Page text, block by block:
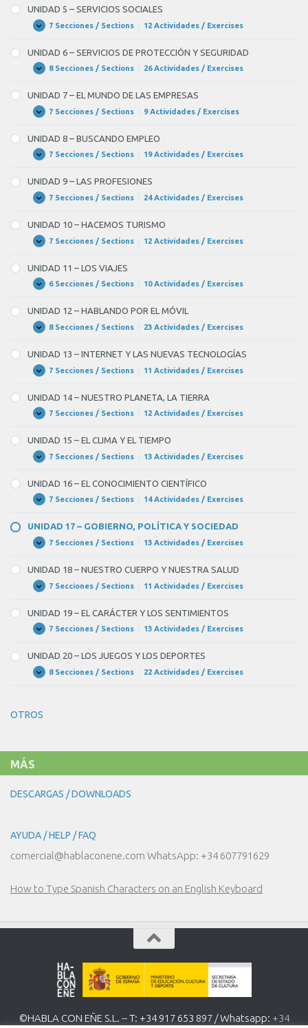
–
CUIDAMOS
EL
MEDIOAMBIENTE
UNIDAD 5 – SERVICIOS SOCIALES
Expandir
UNIDAD
–
SERVICIOS
SOCIALES
7 Secciones / Sections 12 Actividades / Exercises
UNIDAD 6 – SERVICIOS DE PROTECCIÓN Y SEGURIDAD
Expandir
UNIDAD
–
SERVICIOS
DE
PROTECCIÓN
SEGURIDAD
8 Secciones / Sections 26 Actividades / Exercises
UNIDAD 7 – EL MUNDO DE LAS EMPRESAS
Expandir
UNIDAD
–
EL
MUNDO
EMPRESAS
7 Secciones / Sections 9 Actividades / Exercises
UNIDAD 8 – BUSCANDO EMPLEO
Expandir
UNIDAD
–
BUSCANDO
EMPLEO
7 Secciones / Sections 19 Actividades / Exercises
UNIDAD 9 – LAS PROFESIONES
Expandir
UNIDAD
–
LAS
PROFESIONES
7 Secciones / Sections 24 Actividades / Exercises
UNIDAD 10 – HACEMOS TURISMO
Expandir
UNIDAD
–
HACEMOS
TURISMO
7 Secciones / Sections 12 Actividades / Exercises
UNIDAD 11 – LOS VIAJES
Expandir
UNIDAD
–
LOS
VIAJES
6 Secciones / Sections 10 Actividades / Exercises
UNIDAD 12 – HABLANDO POR EL MÓVIL
Expandir
UNIDAD
–
HABLANDO
POR
EL
8 Secciones / Sections 23 Actividades / Exercises
UNIDAD 13 – INTERNET Y LAS NUEVAS TECNOLOGÍAS
Expandir
UNIDAD
–
INTERNET
Y
LAS
TECNOLOGÍAS
7 Secciones / Sections 11 Actividades / Exercises
UNIDAD 14 – NUESTRO PLANETA, LA TIERRA
Expandir
UNIDAD
–
NUESTRO
PLANETA,
LA
7 Secciones / Sections 12 Actividades / Exercises
UNIDAD 15 – EL CLIMA Y EL TIEMPO
Expandir
UNIDAD
–
EL
CLIMA
TIEMPO
7 Secciones / Sections 13 Actividades / Exercises
UNIDAD 16 – EL CONOCIMIENTO CIENTÍFICO
Expandir
UNIDAD
–
EL
CONOCIMIENTO
CIENTÍFICO
7 Secciones / Sections 14 Actividades / Exercises
UNIDAD 17 – GOBIERNO, POLÍTICA Y SOCIEDAD
Expandir
UNIDAD
–
GOBIERNO,
POLÍTICA
Y
7 Secciones / Sections 13 Actividades / Exercises
UNIDAD 18 – NUESTRO CUERPO Y NUESTRA SALUD
Expandir
UNIDAD
–
NUESTRO
CUERPO
Y
SALUD
7 Secciones / Sections 11 Actividades / Exercises
UNIDAD 19 – EL CARÁCTER Y LOS SENTIMIENTOS
Expandir
UNIDAD
–
EL
CARÁCTER
Y
7 Secciones / Sections 13 Actividades / Exercises
UNIDAD 20 – LOS JUEGOS Y LOS DEPORTES
Expandir
UNIDAD
JUEGOS
8 Secciones / Sections 22 Actividades / Exercises
OTROS
MÁS
DESCARGAS / DOWNLOADS
AYUDA / HELP / FAQ
comercial@hablaconene.com WhatsApp: +34 607791629
How to Type Spanish Characters on an English Keyboard
©HABLA CON EÑE S.L. -- T: +34 917 653 897 / Whatsapp: +34